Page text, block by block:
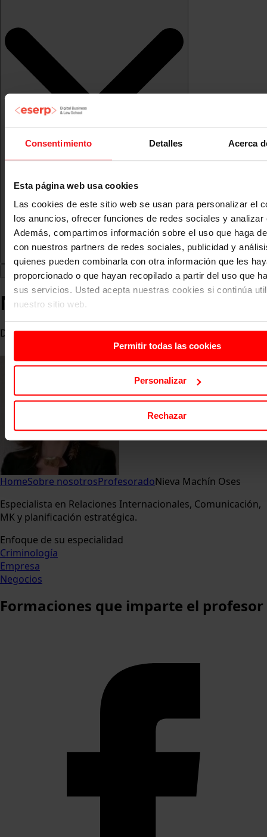
Consentimiento Detalles Acerca
Esta página web usa cookies
Las cookies de este sitio web se usan para personalizar el
los anuncios, ofrecer funciones de redes sociales y analizar
Además, compartimos información sobre el uso que haga
con nuestros partners de redes sociales, publicidad y
quienes pueden combinarla con otra información que les
proporcionado o que hayan recopilado a partir del uso que
sus servicios. Usted acepta nuestras cookies si continúa
nuestro sitio web.
Permitir todas las cookies
Personalizar
Rechazar
Nieva Machín Oses
Doctora en Ciencias Políticas y Profesora Universitaria
HomeSobre nosotrosProfesoradoNieva Machín Oses
Especialista en Relaciones Internacionales, Comunicación,
MK y planificación estratégica.
Enfoque de su especialidad
Criminología
Empresa
Negocios
Formaciones que imparte el profesor